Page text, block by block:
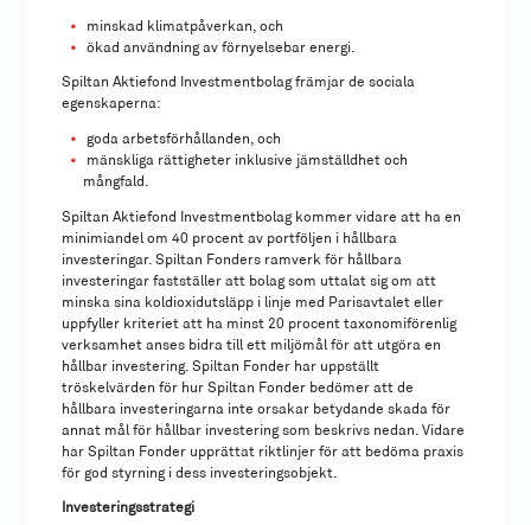
minskad klimatpåverkan, och
ökad användning av förnyelsebar energi.
Spiltan Aktiefond Investmentbolag främjar de sociala
egenskaperna:
goda arbetsförhållanden, och
mänskliga rättigheter inklusive jämställdhet och
mångfald.
Spiltan Aktiefond Investmentbolag kommer vidare att ha en
minimiandel om 40 procent av portföljen i hållbara
investeringar. Spiltan Fonders ramverk för hållbara
investeringar fastställer att bolag som uttalat sig om att
minska sina koldioxidutsläpp i linje med Parisavtalet eller
uppfyller kriteriet att ha minst 20 procent taxonomiförenlig
verksamhet anses bidra till ett miljömål för att utgöra en
hållbar investering. Spiltan Fonder har uppställt
tröskelvärden för hur Spiltan Fonder bedömer att de
hållbara investeringarna inte orsakar betydande skada för
annat mål för hållbar investering som beskrivs nedan. Vidare
har Spiltan Fonder upprättat riktlinjer för att bedöma praxis
för god styrning i dess investeringsobjekt.
Investeringsstrategi